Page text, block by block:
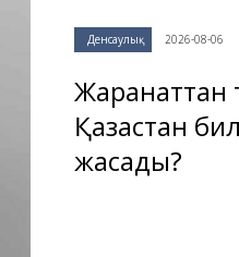
Денсаулық 2026-08-06
Қазақстан
жасады?